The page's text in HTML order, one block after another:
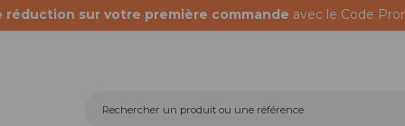
réduction sur votre première commande avec le Code